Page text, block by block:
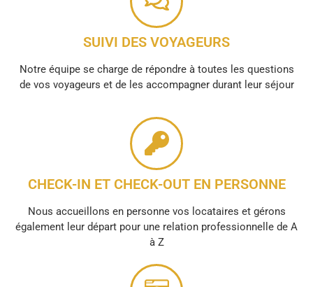
SUIVI DES VOYAGEURS
Notre équipe se charge de répondre à toutes les questions
de vos voyageurs et de les accompagner durant leur séjour
CHECK-IN ET CHECK-OUT EN PERSONNE
Nous accueillons en personne vos locataires et gérons
également leur départ pour une relation professionnelle de A
à Z